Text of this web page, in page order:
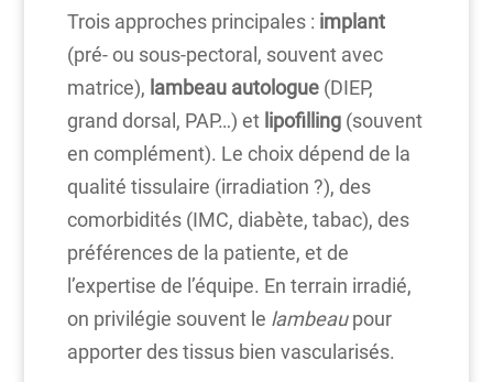
Trois approches principales : implant
(pré- ou sous-pectoral, souvent avec
matrice), lambeau autologue(DIEP,
grand dorsal, PAP…) et lipofilling(souvent
en complément). Le choix dépend de la
qualité tissulaire (irradiation ?), des
comorbidités (IMC, diabète, tabac), des
préférences de la patiente, et de
l’expertise de l’équipe. En terrain irradié,
on privilégie souvent le lambeaupour
apporter des tissus bien vascularisés.